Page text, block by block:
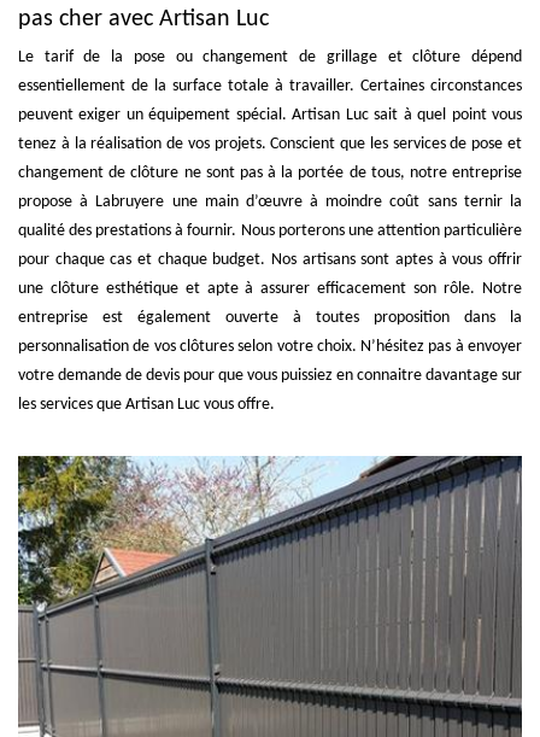
pas cher avec Artisan Luc
Le tarif de la pose ou changement de grillage et clôture dépend
essentiellement de la surface totale à travailler. Certaines circonstances
peuvent exiger un équipement spécial. Artisan Luc sait à quel point vous
tenez à la réalisation de vos projets. Conscient que les services de pose et
changement de clôture ne sont pas à la portée de tous, notre entreprise
propose à Labruyere une main d’œuvre à moindre coût sans ternir la
qualité des prestations à fournir. Nous porterons une attention particulière
pour chaque cas et chaque budget. Nos artisans sont aptes à vous offrir
une clôture esthétique et apte à assurer efficacement son rôle. Notre
entreprise est également ouverte à toutes proposition dans la
personnalisation de vos clôtures selon votre choix. N’hésitez pas à envoyer
votre demande de devis pour que vous puissiez en connaitre davantage sur
les services que Artisan Luc vous offre.